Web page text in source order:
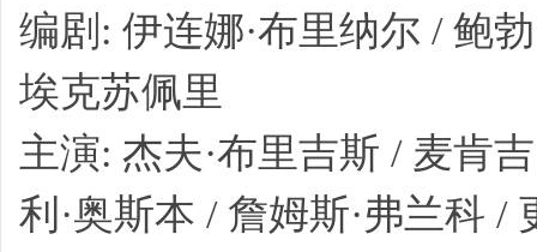
编剧: 伊连娜·布里纳尔 / 鲍
埃克苏佩里
主演: 杰夫·布里吉斯 / 麦肯
利·奥斯本 / 詹姆斯·弗兰科 /